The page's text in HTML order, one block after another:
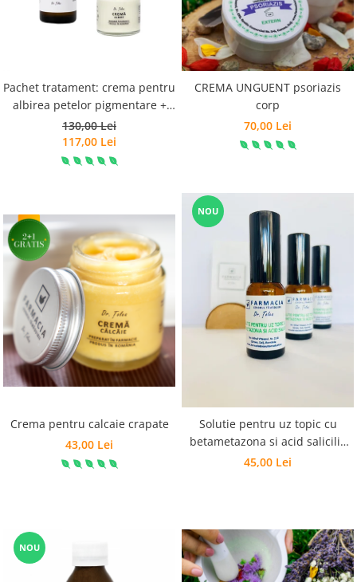
PREPARATE DERMATOLOGICE
Acnee
Dermatita seboreica
Pete pigmentare
Caderea parului
PREPARATE GINECOLOGICE
Infectii urinare
PREPARATE PENTRU COPII
SOLUTIE DEZINFECTANTA
ALTE AFECTIUNI
Pachet tratament: crema pentru
albirea petelor pigmentare +
apa de fata pentru ten patat
130,00 Lei
117,00 Lei
CREMA UNGUENT psoriazis
corp
70,00 Lei
Crema pentru calcaie crapate
43,00 Lei
NOU
Solutie pentru uz topic cu
betametazona si acid salicilic
(Solutie de tip Diprosalic)
45,00 Lei
NOU